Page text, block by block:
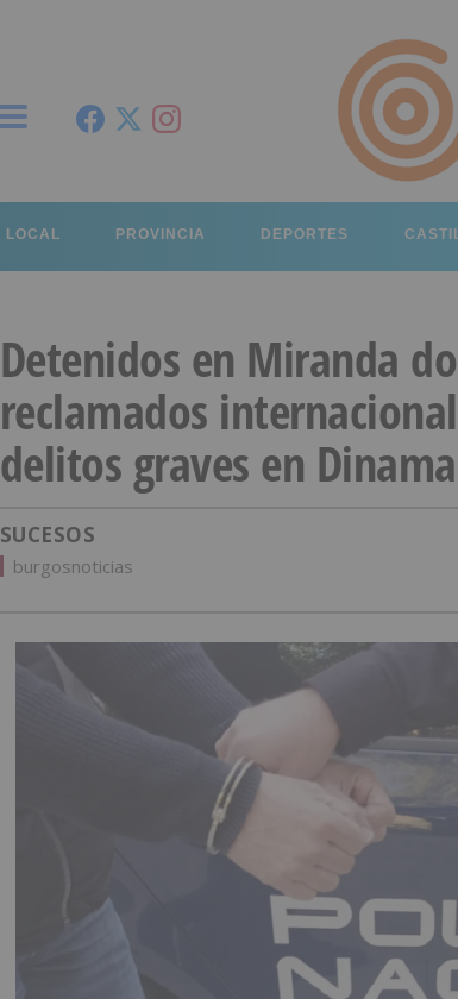
LOCAL PROVINCIA DEPORTES
Detenidos en Miranda
reclamados
delitos graves en
SUCESOS
burgosnoticias